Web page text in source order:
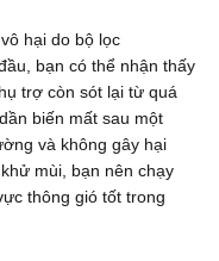
hại do bộ lọc
bạn có thể nhận thấy
trợ còn sót lại từ quá
biến mất sau một
và không gây hại
mùi, bạn nên chạy
thông gió tốt trong